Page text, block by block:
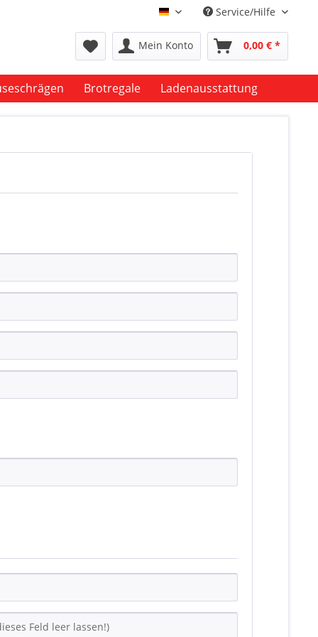
deutsch Service/Hilfe
Mein Konto 0,00 € *
Brotregale Ladenausstattung